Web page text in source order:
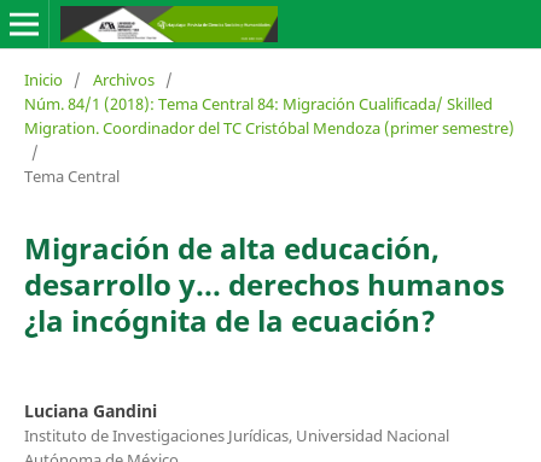
Inicio / Archivos /
Núm. 84/1 (2018): Tema Central 84: Migración Cualificada/ Skilled
Migration. Coordinador del TC Cristóbal Mendoza (primer semestre)
/
Tema Central
Migración de alta educación,
desarrollo y... derechos humanos
¿la incógnita de la ecuación?
Luciana Gandini
Instituto de Investigaciones Jurídicas, Universidad Nacional